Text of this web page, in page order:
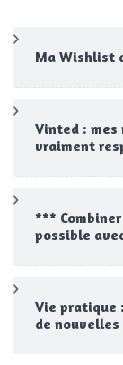
Ma Wishlist
Vinted : mes
vraiment
*** Combiner
possible
Vie pratique
de